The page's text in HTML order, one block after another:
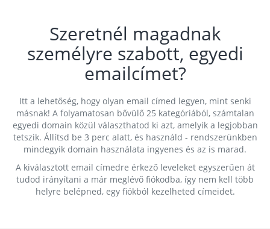
Szeretnél magadnak
személyre szabott, egyedi
emailcímet?
Itt a lehetőség, hogy olyan email címed legyen, mint senki
másnak! A folyamatosan bővülő 25 kategóriából, számtalan
egyedi domain közül választhatod ki azt, amelyik a legjobban
tetszik. Állítsd be 3 perc alatt, és használd - rendszerünkben
mindegyik domain használata ingyenes és az is marad.
A kiválasztott email címedre érkező leveleket egyszerűen át
tudod irányítani a már meglévő fiókodba, így nem kell több
helyre belépned, egy fiókból kezelheted címeidet.